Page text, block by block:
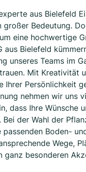
aus Bielefeld
großer Bedeutung.
eine hochwertige
aus Bielefeld
unseres Teams im
Mit Kreativität
Ihrer Persönlichkeit
nehmen wir uns
dass Ihre
Bei der Wahl der
Boden-
Wege,
ganz besonderen